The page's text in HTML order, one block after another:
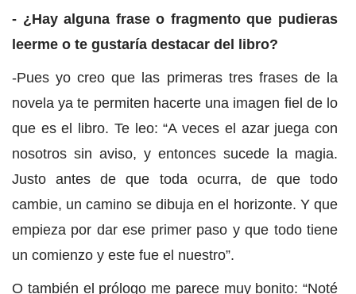
- ¿Hay alguna frase o fragmento que pudieras
leerme o te gustaría destacar del libro?
-Pues yo creo que las primeras tres frases de la
novela ya te permiten hacerte una imagen fiel de lo
que es el libro. Te leo: “A veces el azar juega con
nosotros sin aviso, y entonces sucede la magia.
Justo antes de que toda ocurra, de que todo
cambie, un camino se dibuja en el horizonte. Y que
empieza por dar ese primer paso y que todo tiene
un comienzo y este fue el nuestro”.
O también el prólogo me parece muy bonito: “Noté